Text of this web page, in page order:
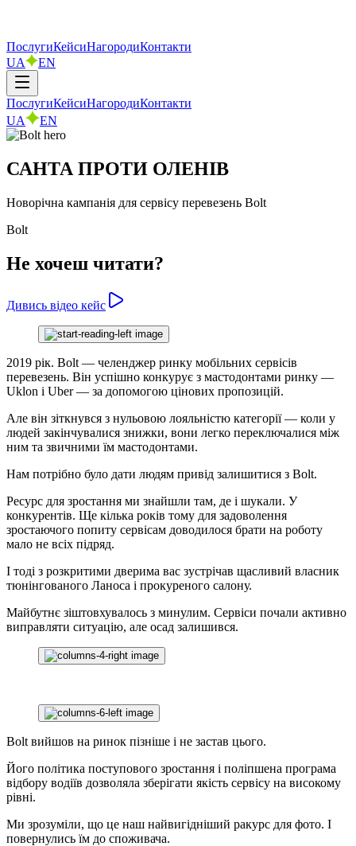
ПослугиКейсиНагородиКонтакти
UA
EN
ПослугиКейсиНагородиКонтакти
UA
EN
САНТА ПРОТИ ОЛЕНІВ
Новорічна кампанія для сервісу перевезень Bolt
Bolt
Не хочеш читати?
Дивись відео кейс
2019 рік. Bolt — челенджер ринку мобільних сервісів
перевезень. Він успішно конкурує з мастодонтами ринку —
Uklon і Uber — за допомогою цінових пропозицій.
Але він зіткнувся з нульовою лояльністю категорії — коли у
людей закінчувалися знижки, вони легко переключалися між
ним та звичними їм мастодонтами.
Нам потрібно було дати людям привід залишитися з Bolt.
Ресурс для зростання ми знайшли там, де і шукали. У
конкурентів. Ще кілька років тому для задоволення
зростаючого попиту сервісам доводилося брати на роботу
мало не всіх підряд.
І тоді з розкритими дверима вас зустрічав щасливий власник
тюнінгованого Ланоса і прокуреного салону.
Майбутнє зіштовхувалось з минулим. Сервіси почали активно
виправляти ситуацію, але осад залишився.
Bolt вийшов на ринок пізніше і не застав цього.
Його політика поступового зростання і поліпшена програма
відбору водіїв дозволяла зберігати якість сервісу на високому
рівні.
Ми зрозуміли, що це наш найвигідніший ракурс для фото. І
повернулись їм до споживача.